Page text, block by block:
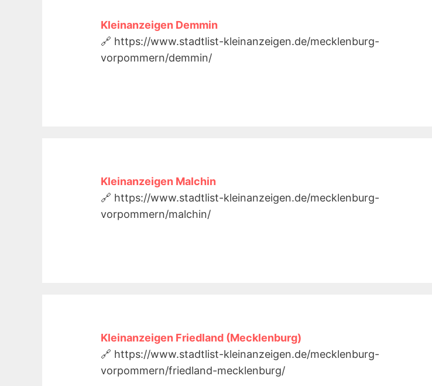
Kleinanzeigen Demmin
🔗 https://www.stadtlist-kleinanzeigen.de/mecklenburg-
vorpommern/demmin/
Kleinanzeigen Malchin
🔗 https://www.stadtlist-kleinanzeigen.de/mecklenburg-
vorpommern/malchin/
Kleinanzeigen Friedland (Mecklenburg)
🔗 https://www.stadtlist-kleinanzeigen.de/mecklenburg-
vorpommern/friedland-mecklenburg/